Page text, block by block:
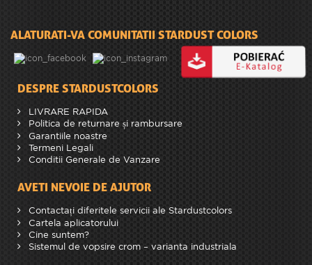
ALATURATI-VA COMUNITATII STARDUST COLORS
DESPRE STARDUSTCOLORS
LIVRARE RAPIDA
Politica de returnare și rambursare
Garantiile noastre
Termeni Legali
Conditii Generale de Vanzare
AVETI NEVOIE DE AJUTOR
Contactați diferitele servicii ale Stardustcolors
Cartela aplicatorului
Cine suntem?
Sistemul de vopsire crom – varianta industriala